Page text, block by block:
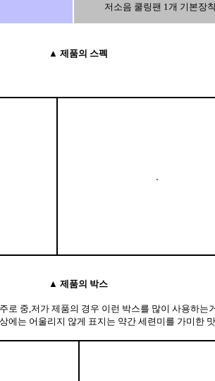
저소음 쿨링팬 1개 기본장
▲ 제품의 스펙
▲ 제품의 박스
로 중,저가 제품의 경우 이런 박스를 많이 사용하는
에는 어울리지 않게 표지는 약간 세련미를 가미한